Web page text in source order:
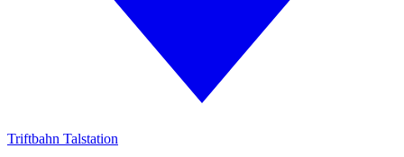
Triftbahn Talstation